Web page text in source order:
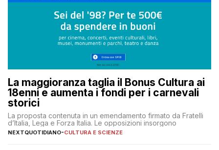
La maggioranza taglia il Bonus Cultura ai
18enni e aumenta i fondi per i carnevali
storici
La proposta contenuta in un emendamento firmato da Fratelli
d’Italia, Lega e Forza Italia. Le opposizioni insorgono
NEXTQUOTIDIANO-CULTURA E SCIENZE